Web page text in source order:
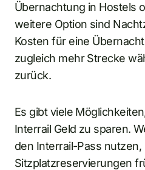
Übernachtung in Hostels
weitere Option sind
Kosten für eine
zugleich mehr Strecke
zurück.
Es gibt viele
Interrail Geld zu sparen.
den Interrail-Pass nutzen,
Sitzplatzreservierungen